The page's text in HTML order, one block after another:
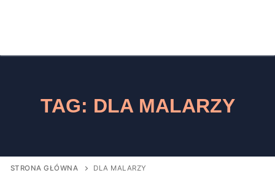
TAG: DLA MALARZY
STRONA GŁÓWNA DLA MALARZY